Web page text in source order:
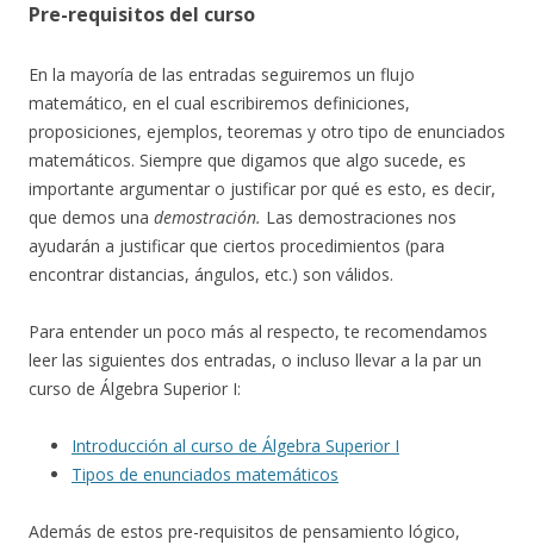
Pre-requisitos del curso
En la mayoría de las entradas seguiremos un flujo
matemático, en el cual escribiremos definiciones,
proposiciones, ejemplos, teoremas y otro tipo de enunciados
matemáticos. Siempre que digamos que algo sucede, es
importante argumentar o justificar por qué es esto, es decir,
que demos una demostración. Las demostraciones nos
ayudarán a justificar que ciertos procedimientos (para
encontrar distancias, ángulos, etc.) son válidos.
Para entender un poco más al respecto, te recomendamos
leer las siguientes dos entradas, o incluso llevar a la par un
curso de Álgebra Superior I:
Introducción al curso de Álgebra Superior I
Tipos de enunciados matemáticos
Además de estos pre-requisitos de pensamiento lógico,